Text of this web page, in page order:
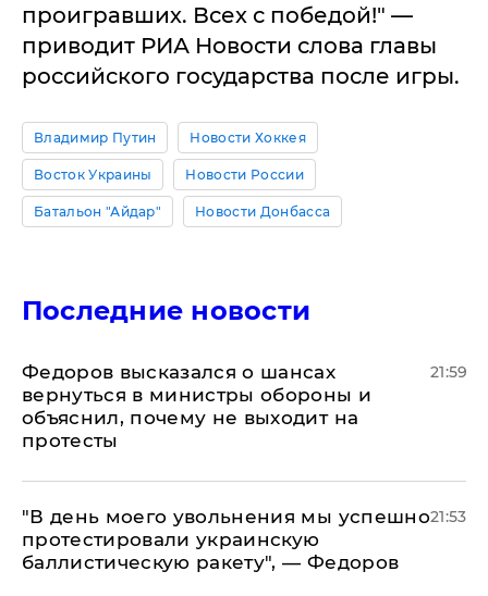
проигравших. Всех с победой!" —
приводит РИА Новости слова главы
российского государства после игры.
Владимир Путин Новости Хоккея
Восток Украины Новости России
Батальон "Айдар" Новости Донбасса
Последние новости
Федоров высказался о шансах
вернуться в министры обороны и
объяснил, почему не выходит на
протесты
21:59
​"В день моего увольнения мы успешно
протестировали украинскую
баллистическую ракету", — Федоров
21:53